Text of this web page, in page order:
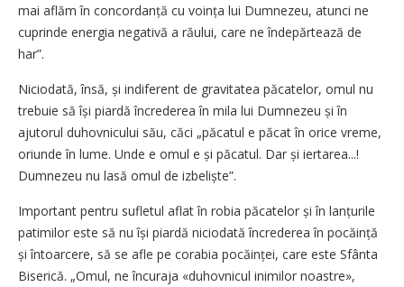
mai aflăm în concordanță cu voința lui Dumnezeu, atunci ne
cuprinde energia negativă a răului, care ne îndepărtează de
har”.
Niciodată, însă, și indiferent de gravitatea păcatelor, omul nu
trebuie să își piardă încrederea în mila lui Dumnezeu și în
ajutorul duhovnicului său, căci „păcatul e păcat în orice vreme,
oriunde în lume. Unde e omul e și păcatul. Dar și iertarea...!
Dumnezeu nu lasă omul de izbeliște”.
Important pentru sufletul aflat în robia păcatelor și în lanțurile
patimilor este să nu își piardă niciodată încrederea în pocăință
și întoarcere, să se afle pe corabia pocăinței, care este Sfânta
Biserică. „Omul, ne încuraja «duhovnicul inimilor noastre»,